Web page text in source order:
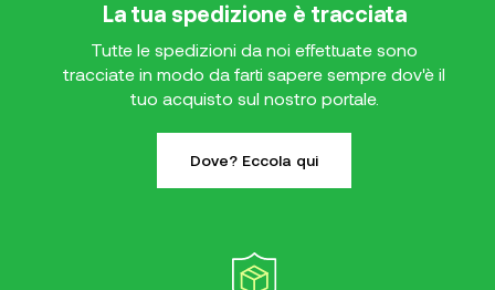
La tua spedizione è tracciata
Tutte le spedizioni da noi effettuate sono
tracciate in modo da farti sapere sempre dov'è il
tuo acquisto sul nostro portale.
Dove? Eccola qui